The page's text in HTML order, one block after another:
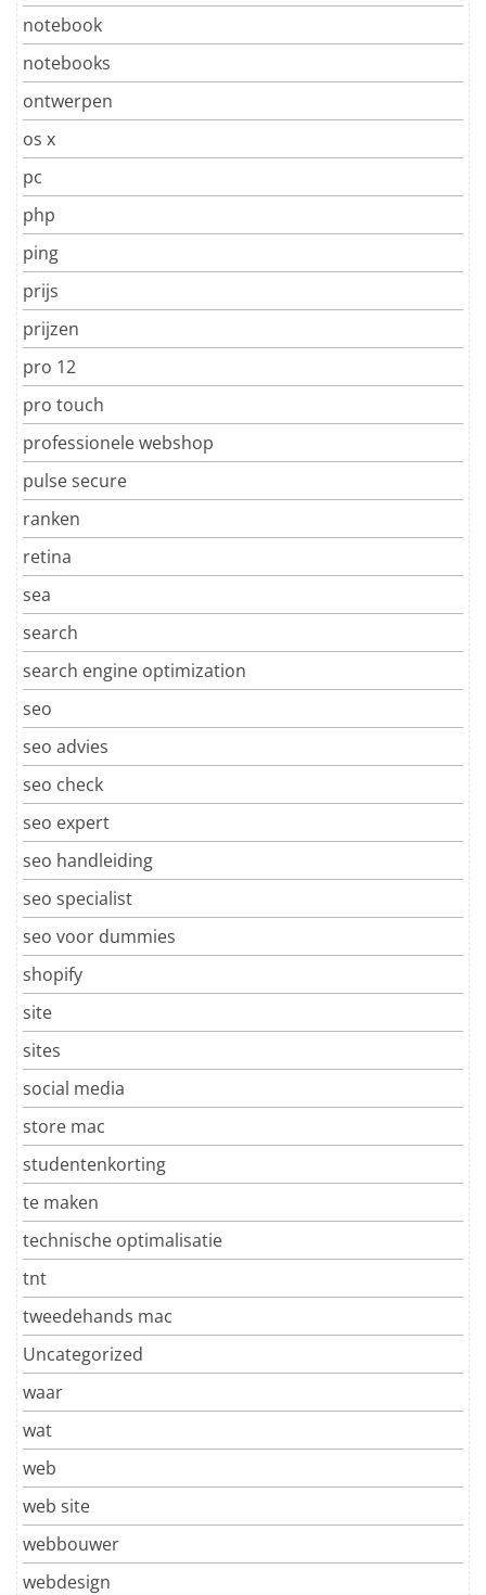
notebook
notebooks
ontwerpen
os x
pc
php
ping
prijs
prijzen
pro 12
pro touch
professionele webshop
pulse secure
ranken
retina
sea
search
search engine optimization
seo
seo advies
seo check
seo expert
seo handleiding
seo specialist
seo voor dummies
shopify
site
sites
social media
store mac
studentenkorting
te maken
technische optimalisatie
tnt
tweedehands mac
Uncategorized
waar
wat
web
web site
webbouwer
webdesign